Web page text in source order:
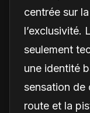
centrée sur
l’exclusivité.
seulement
une identité
sensation de
route et la